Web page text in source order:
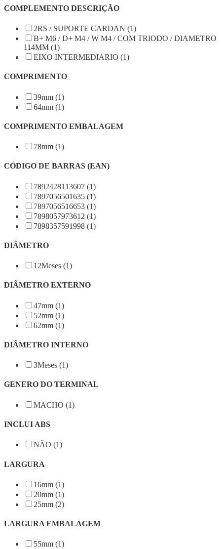
COMPLEMENTO DESCRIÇÃO
2RS / SUPORTE CARDAN (1)
B+ M6 / D+ M4 / W M4 / COM TRIODO / DIAMETRO
114MM (1)
EIXO INTERMEDIARIO (1)
COMPRIMENTO
39mm (1)
64mm (1)
COMPRIMENTO EMBALAGEM
78mm (1)
CÓDIGO DE BARRAS (EAN)
7892428113607 (1)
7897056501635 (1)
7897056516653 (1)
7898057973612 (1)
7898357591998 (1)
DIÂMETRO
12Meses (1)
DIÂMETRO EXTERNO
47mm (1)
52mm (1)
62mm (1)
DIÂMETRO INTERNO
3Meses (1)
GENERO DO TERMINAL
MACHO (1)
INCLUI ABS
NÃO (1)
LARGURA
16mm (1)
20mm (1)
25mm (2)
LARGURA EMBALAGEM
55mm (1)